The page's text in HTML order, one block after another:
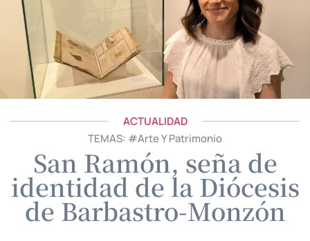
ACTUALIDAD
TEMAS: #Arte Y Patrimonio
San Ramón, seña de
identidad de la Diócesis
de Barbastro-Monzón